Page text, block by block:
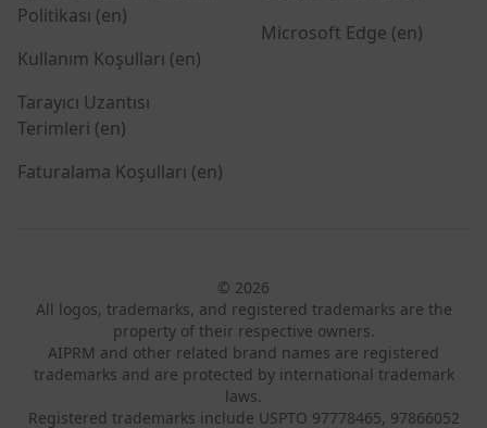
Politikası (en)
Kullanım Koşulları (en)
Tarayıcı Uzantısı
Terimleri (en)
Faturalama Koşulları (en)
Microsoft Edge (en)
© 2026
All logos, trademarks, and registered trademarks are the
property of their respective owners.
AIPRM and other related brand names are registered
trademarks and are protected by international trademark
laws.
Registered trademarks include USPTO 97778465, 97866052